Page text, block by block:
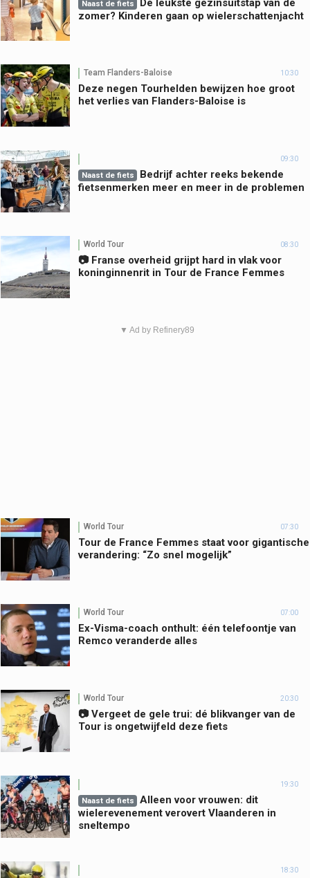
Naast de fiets
Dé leukste gezinsuitstap van de
zomer? Kinderen gaan op wielerschattenjacht
Team Flanders-Baloise 10:30
Deze negen Tourhelden bewijzen hoe groot
het verlies van Flanders-Baloise is
09:30
Naast de fiets
Bedrijf achter reeks bekende
fietsenmerken meer en meer in de problemen
World Tour 08:30
📷 Franse overheid grijpt hard in vlak voor
koninginnenrit in Tour de France Femmes
▼ Ad by Refinery89
World Tour 07:30
Tour de France Femmes staat voor gigantische
verandering: “Zo snel mogelijk”
World Tour 07:00
Ex-Visma-coach onthult: één telefoontje van
Remco veranderde alles
World Tour 20:30
📷 Vergeet de gele trui: dé blikvanger van de
Tour is ongetwijfeld deze fiets
19:30
Naast de fiets
Alleen voor vrouwen: dit
wielerevenement verovert Vlaanderen in
sneltempo
18:30